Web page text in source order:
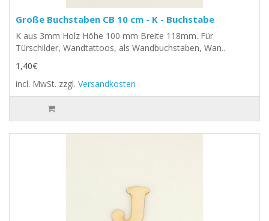
Große Buchstaben CB 10 cm - K - Buchstabe
K aus 3mm Holz Höhe 100 mm Breite 118mm. Für
Türschilder, Wandtattoos, als Wandbuchstaben, Wan..
1,40€
incl. MwSt. zzgl. Versandkosten